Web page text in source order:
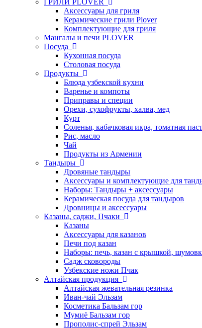
ГРИЛИ PLOVER
Аксессуары для гриля
Керамические грили Plover
Комплектующие для гриля
Мангалы и печи PLOVER
Посуда
Кухонная посуда
Столовая посуда
Продукты
Блюда узбекской кухни
Варенье и компоты
Приправы и специи
Орехи, сухофрукты, халва, мед
Курт
Соленья, кабачковая икра, томатная
Рис, масло
Чай
Продукты из Армении
Тандыры
Дровяные тандыры
Аксессуары и комплектующие для
Наборы: Тандыры + аксессуары
Керамическая посуда для тандыров
Дровницы и аксессуары
Казаны, саджи, Пчаки
Казаны
Аксессуары для казанов
Печи под казан
Наборы: печь, казан с крышкой,
Садж сковороды
Узбекские ножи Пчак
Алтайская продукция
Алтайская жевательная резинка
Иван-чай Эльзам
Косметика Бальзам гор
Мумиё Бальзам гор
Прополис-спрей Эльзам